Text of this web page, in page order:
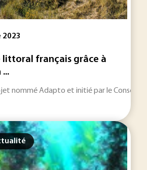
2023
littoral français grâce à
nommé Adapto et initié par le